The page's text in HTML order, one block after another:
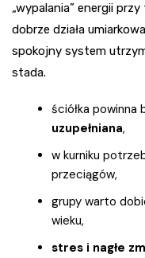
„wypalania” energii
dobrze działa
spokojny system
stada.
ściółka powinna
uzupełniana,
w kurniku
przeciągów,
grupy warto
wieku,
stres i nagłe